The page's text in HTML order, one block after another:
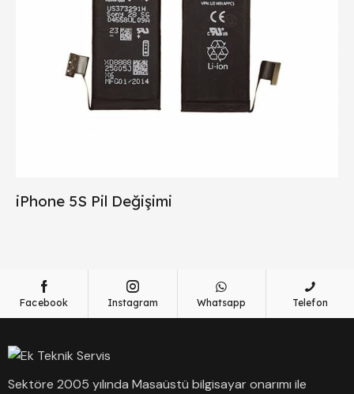
iPhone 5S Pil Değişimi
Facebook Instagram Whatsapp Telefon
Sektöre 2005 yılında Masaüstü bilgisayar onarımı ile